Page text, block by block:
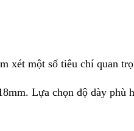
xét một số tiêu chí quan
Lựa chọn độ dày phù